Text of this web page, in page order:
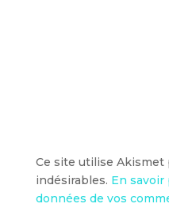
Ce site utilise Akismet
indésirables. En savoir
données de vos